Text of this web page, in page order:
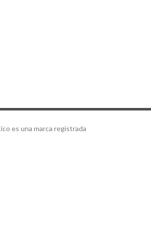
es una marca registrada